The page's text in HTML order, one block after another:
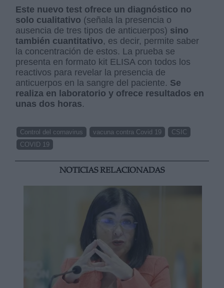
Este nuevo test ofrece un diagnóstico no
solo cualitativo (señala la presencia o
ausencia de tres tipos de anticuerpos) sino
también cuantitativo, es decir, permite saber
la concentración de estos. La prueba se
presenta en formato kit ELISA con todos los
reactivos para revelar la presencia de
anticuerpos en la sangre del paciente. Se
realiza en laboratorio y ofrece resultados en
unas dos horas.
Control del cornavirus vacuna contra Covid 19
CSIC
COVID 19
NOTICIAS RELACIONADAS